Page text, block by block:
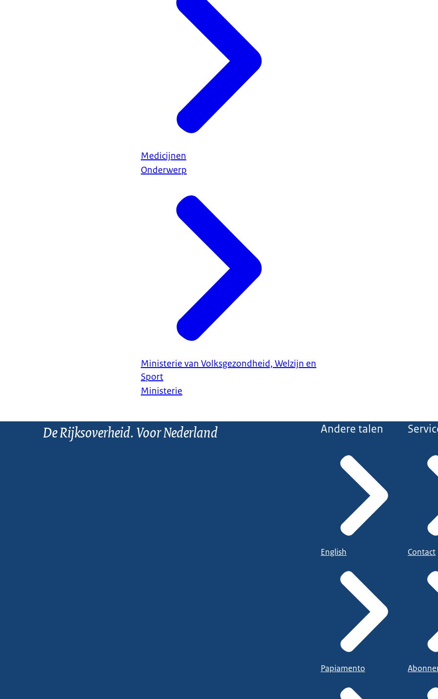
Medicijnen
Onderwerp
Ministerie van Volksgezondheid, Welzijn en
Sport
Ministerie
De Rijksoverheid. Voor Nederland Andere talen
English
Papiamento
Contact